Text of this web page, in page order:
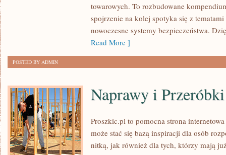
towarowych. To rozbudowane
spojrzenie na kolej spotyka się z
nowoczesne systemy bezpieczeństwa.
Read More ]
POSTED BY ADMIN
Naprawy i Przeróbki
Proszkic.pl to pomocna strona
może stać się bazą inspiracji dla osób
nitką, jak również dla tych, którzy mają